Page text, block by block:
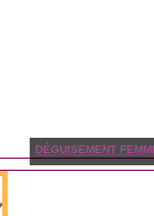
DÉGUISEMENT